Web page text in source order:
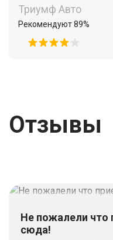
Триумф Авто
Рекомендуют 89%
Отзывы
Не пожалели что
сюда!